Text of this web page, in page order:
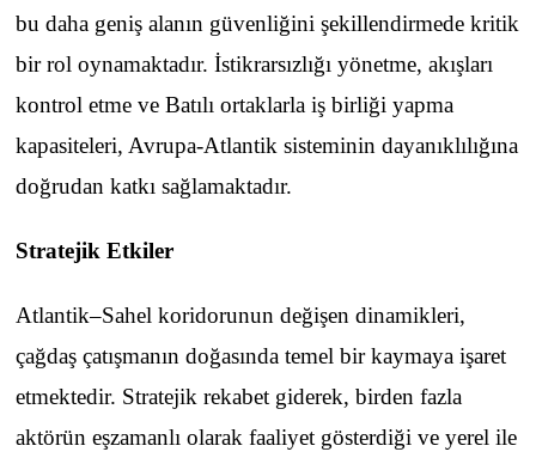
bu daha geniş alanın güvenliğini şekillendirmede kritik
bir rol oynamaktadır. İstikrarsızlığı yönetme, akışları
kontrol etme ve Batılı ortaklarla iş birliği yapma
kapasiteleri, Avrupa-Atlantik sisteminin dayanıklılığına
doğrudan katkı sağlamaktadır.
Stratejik Etkiler
Atlantik–Sahel koridorunun değişen dinamikleri,
çağdaş çatışmanın doğasında temel bir kaymaya işaret
etmektedir. Stratejik rekabet giderek, birden fazla
aktörün eşzamanlı olarak faaliyet gösterdiği ve yerel ile